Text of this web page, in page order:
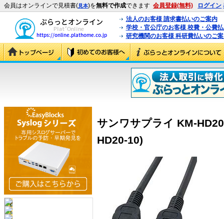
会員はオンラインで見積書(見本)を無料で作成できます 会員登録(無料) ログイン
法人のお客様 請求書払いのご案内
学校・官公庁のお客様 校費・公費
研究機関のお客様 科研費払いのご
サンワサプライ KM-
HD20-10)